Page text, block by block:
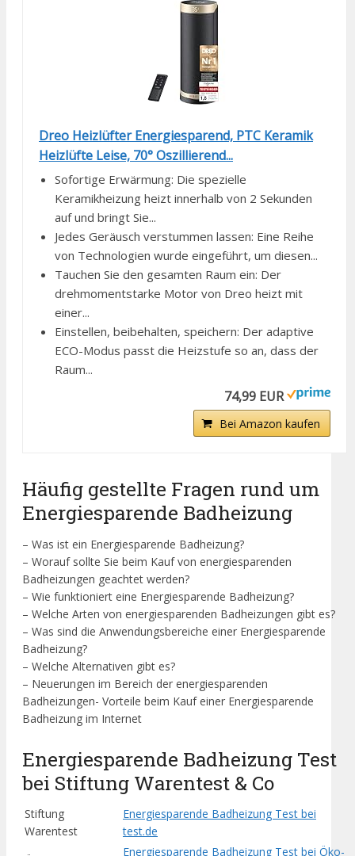
Dreo Heizlüfter Energiesparend, PTC Keramik
Heizlüfte Leise, 70° Oszillierend...
Sofortige Erwärmung: Die spezielle
Keramikheizung heizt innerhalb von 2 Sekunden
auf und bringt Sie...
Jedes Geräusch verstummen lassen: Eine Reihe
von Technologien wurde eingeführt, um diesen...
Tauchen Sie den gesamten Raum ein: Der
drehmomentstarke Motor von Dreo heizt mit
einer...
Einstellen, beibehalten, speichern: Der adaptive
ECO-Modus passt die Heizstufe so an, dass der
Raum...
74,99 EUR
Bei Amazon kaufen
Häufig gestellte Fragen rund um
Energiesparende Badheizung
– Was ist ein Energiesparende Badheizung?
– Worauf sollte Sie beim Kauf von energiesparenden
Badheizungen geachtet werden?
– Wie funktioniert eine Energiesparende Badheizung?
– Welche Arten von energiesparenden Badheizungen gibt es?
– Was sind die Anwendungsbereiche einer Energiesparende
Badheizung?
– Welche Alternativen gibt es?
– Neuerungen im Bereich der energiesparenden
Badheizungen- Vorteile beim Kauf einer Energiesparende
Badheizung im Internet
Energiesparende Badheizung Test
bei Stiftung Warentest & Co
Stiftung
Warentest
Energiesparende Badheizung Test bei
test.de
Energiesparende Badheizung Test bei Öko-